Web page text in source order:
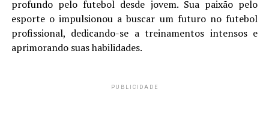
profundo pelo futebol desde jovem. Sua paixão pelo
esporte o impulsionou a buscar um futuro no futebol
profissional, dedicando-se a treinamentos intensos e
aprimorando suas habilidades.
PUBLICIDADE